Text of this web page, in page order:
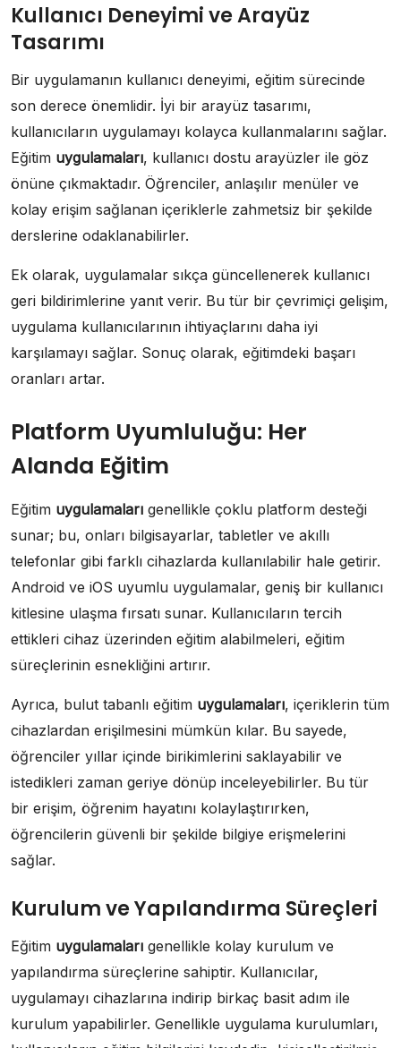
Kullanıcı Deneyimi ve Arayüz
Tasarımı
Bir uygulamanın kullanıcı deneyimi, eğitim sürecinde
son derece önemlidir. İyi bir arayüz tasarımı,
kullanıcıların uygulamayı kolayca kullanmalarını sağlar.
Eğitim uygulamaları, kullanıcı dostu arayüzler ile göz
önüne çıkmaktadır. Öğrenciler, anlaşılır menüler ve
kolay erişim sağlanan içeriklerle zahmetsiz bir şekilde
derslerine odaklanabilirler.
Ek olarak, uygulamalar sıkça güncellenerek kullanıcı
geri bildirimlerine yanıt verir. Bu tür bir çevrimiçi gelişim,
uygulama kullanıcılarının ihtiyaçlarını daha iyi
karşılamayı sağlar. Sonuç olarak, eğitimdeki başarı
oranları artar.
Platform Uyumluluğu: Her
Alanda Eğitim
Eğitim uygulamaları genellikle çoklu platform desteği
sunar; bu, onları bilgisayarlar, tabletler ve akıllı
telefonlar gibi farklı cihazlarda kullanılabilir hale getirir.
Android ve iOS uyumlu uygulamalar, geniş bir kullanıcı
kitlesine ulaşma fırsatı sunar. Kullanıcıların tercih
ettikleri cihaz üzerinden eğitim alabilmeleri, eğitim
süreçlerinin esnekliğini artırır.
Ayrıca, bulut tabanlı eğitim uygulamaları, içeriklerin tüm
cihazlardan erişilmesini mümkün kılar. Bu sayede,
öğrenciler yıllar içinde birikimlerini saklayabilir ve
istedikleri zaman geriye dönüp inceleyebilirler. Bu tür
bir erişim, öğrenim hayatını kolaylaştırırken,
öğrencilerin güvenli bir şekilde bilgiye erişmelerini
sağlar.
Kurulum ve Yapılandırma Süreçleri
Eğitim uygulamaları genellikle kolay kurulum ve
yapılandırma süreçlerine sahiptir. Kullanıcılar,
uygulamayı cihazlarına indirip birkaç basit adım ile
kurulum yapabilirler. Genellikle uygulama kurulumları,